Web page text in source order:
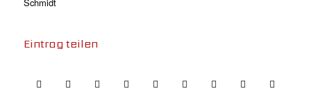
Eintrag teilen